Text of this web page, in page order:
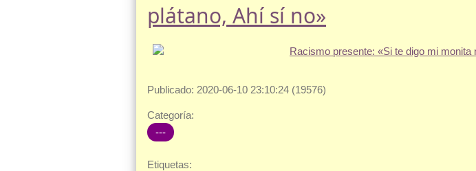
plátano, Ahí sí no»
Publicado: 2020-06-10 23:10:24 (19576)
Categoría:
---
Etiquetas: